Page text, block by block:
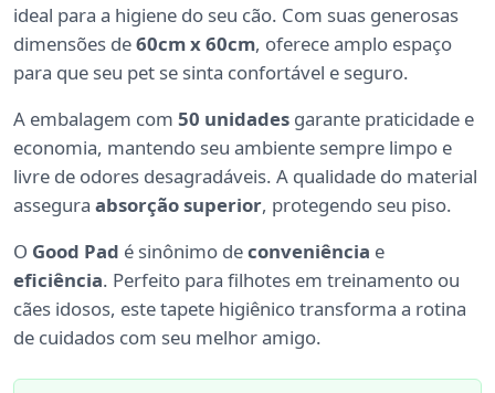
ideal para a higiene do seu cão. Com suas generosas
dimensões de60cm x 60cm, oferece amplo espaço
para que seu pet se sinta confortável e seguro.
A embalagem com 50 unidades garante praticidade e
economia, mantendo seu ambiente sempre limpo e
livre de odores desagradáveis. A qualidade do material
assegura absorção superior, protegendo seu piso.
O Good Pad é sinônimo deconveniência e
eficiência. Perfeito para filhotes em treinamento ou
cães idosos, este tapete higiênico transforma a rotina
de cuidados com seu melhor amigo.